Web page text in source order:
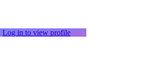
Log in to view profile